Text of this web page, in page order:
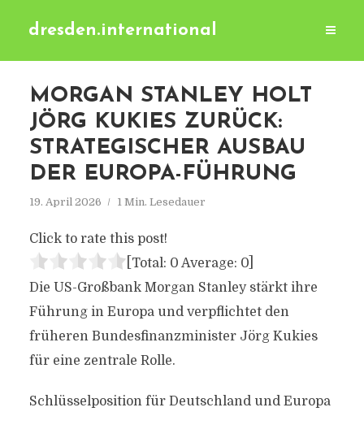
dresden.international
MORGAN STANLEY HOLT
JÖRG KUKIES ZURÜCK:
STRATEGISCHER AUSBAU
DER EUROPA-FÜHRUNG
19. April 2026 1 Min. Lesedauer
Click to rate this post!
[Total: 0 Average: 0]
Die US-Großbank Morgan Stanley stärkt ihre
Führung in Europa und verpflichtet den
früheren Bundesfinanzminister Jörg Kukies
für eine zentrale Rolle.
Schlüsselposition für Deutschland und Europa